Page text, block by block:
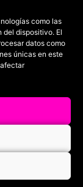
como las
dispositivo. El
datos como
únicas en este